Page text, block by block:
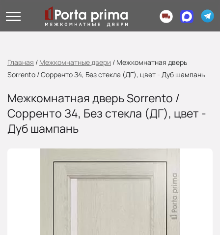
Главная / Межкомнатные двери / Межкомнатная дверь
Sorrento / Сорренто З4, Без стекла (ДГ), цвет - Дуб шампань
Межкомнатная дверь Sorrento /
Сорренто З4, Без стекла (ДГ), цвет -
Дуб шампань